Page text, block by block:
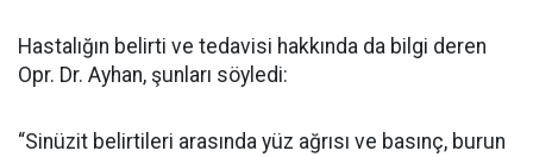
Hastalığın belirti ve tedavisi hakkında da bilgi deren
Opr. Dr. Ayhan, şunları söyledi:
“Sinüzit belirtileri arasında yüz ağrısı ve basınç, burun